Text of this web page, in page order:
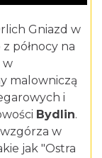
Gniazd w
północy na
w
malowniczą
i
Bydlin.
w
jak "Ostra